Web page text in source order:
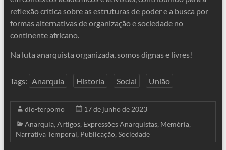
reflexão crítica sobre as estruturas de poder e a busca por
formas alternativas de organização e sociedade no
continente africano.
Na luta anarquista organizada, somos dignas e livres!
Tags: Anarquia Historia Social União
dio-terpomo
17 de junho de 2023
Anarquia, Artigos, Expressões Anarquistas, Memória,
Narrativa Temporal, Publicação, Sociedade